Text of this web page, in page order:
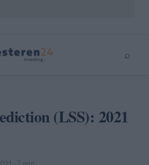
⌕
(LSS): 2021